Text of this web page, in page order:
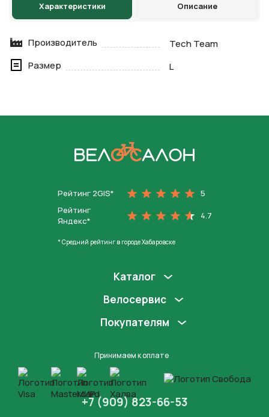
Характеристики Описание
Производитель
Tech Team
Размер
L
Рейтинг 2GIS*
5
Рейтинг
Яндекс*
4.7
* Средний рейтинг в городе Хабаровске
Каталог
Велосервис
Покупателям
Принимаем к оплате
+7 (909) 823-66-53